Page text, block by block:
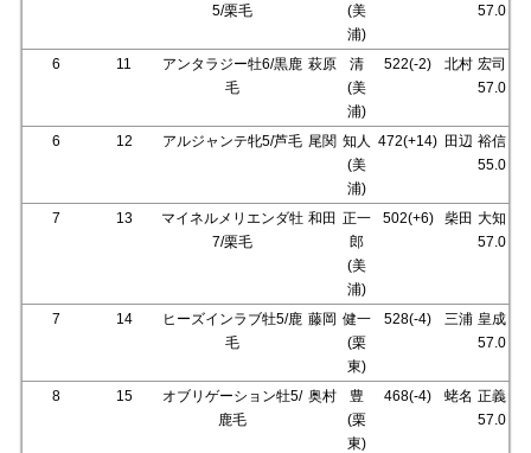
5/栗毛
(美
浦)
57.0
6 11
アンタラジー牡6/黒鹿
毛
萩原
清
(美
浦)
522(-2) 北村 宏司
57.0
6 12 アルジャンテ牝5/芦毛 尾関 知人
(美
浦)
472(+14) 田辺 裕信
55.0
7 13
マイネルメリエンダ牡
7/栗毛
和田 正一
郎
(美
浦)
502(+6) 柴田 大知
57.0
7 14
ヒーズインラブ牡5/鹿
毛
藤岡 健一
(栗
東)
528(-4) 三浦 皇成
57.0
8 15
オブリゲーション牡5/
鹿毛
奥村
豊
(栗
東)
468(-4) 蛯名 正義
57.0